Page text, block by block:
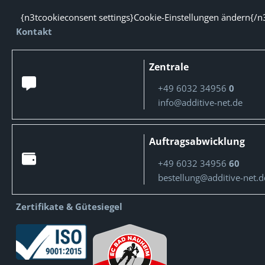
{n3tcookieconsent settings}Cookie-Einstellungen ändern{/
Kontakt
Zentrale
+49 6032 349560
info@additive-net.de
Auftragsabwicklung
+49 6032 3495660
bestellung@additive-
Zertifikate & Gütesiegel